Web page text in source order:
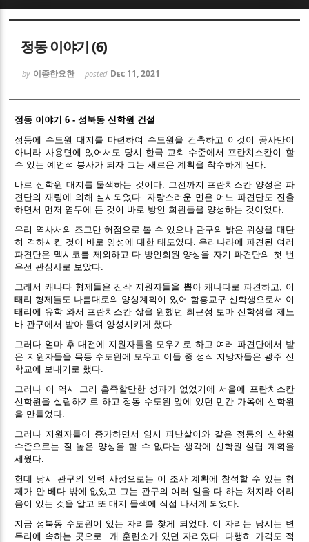
정동 이야기 (6)
by 이종한요한 posted Dec 11, 2021
정동 이야기 6 - 성북동 신학원 건설
정동에 수도원 대지를 마련하여 수도원을 건축하고 이것이 공사만이
아니라 사용면에 있어서도 당시 한국 교회 수준에서 프란치스칸이 할
수 있는 예언적 봉사가 되자 그는 새로운 계획을 착수하게 된다.
바로 신학원 대지를 물색하는 것이다. 그전까지 프란치스칸 양성은 파
견단의 재량에 의해 실시되었다. 자랑스러운 면은 어느 파견단도 진출
하면서 먼저 염두에 둔 것이 바로 방인 회원들을 양성하는 것이었다.
우리 역사서의 조그만 허점으로 볼 수 있으나 관구의 밝은 위상을 대단
히 격하시킨 것이 바로 양성에 대한 태도였다. 우리나라에 파견된 여러
파견단은 멕시코를 제외하고 다 방인회원 양성을 자기 파견단의 첫 번
우선 관심사로 보았다.
그래서 캐나다 형제들은 진작 지원자들을 뽑아 캐나다로 파견하고, 이
태리 형제들도 나름대로의 양성계획이 있어 함흥교구 신학생으로서 이
태리에 유학 와서 프란치스칸 삶을 원했던 최근성 토마 신학생을 제노
바 관구에서 받아 들여 양성시키게 했다.
그러다 얼마 후 대전에 지원자들을 모우기로 하고 여러 파견단에서 받
은 지원자들을 목동 수도원에 모우고 이들 중 성직 지망자들은 광주 신
학교에 보내기로 했다.
그러나 이 역시 그리 흡족할만한 성과가 없었기에 서울에 프란치스칸
신학원을 설립하기로 하고 정동 수도원 앞에 있던 민간 가옥에 신학원
을 만들었다.
그러나 지원자들이 증가하면서 임시 피난살이와 같은 정동의 신학원
수준으로는 질 높은 양성을 할 수 없다는 생각에 신학원 설립 계획을
세웠다.
헌데 당시 관구의 인력 사정으로는 이 조사 계획에 참석할 수 있는 형
제가 안 베다 밖에 없었고 그는 관구의 여러 일을 다 하는 처지라 어려
움이 있는 것을 알고 또 대지 물색에 직접 나서게 되었다.
지금 성북동 수도원이 있는 자리를 찾게 되었다. 이 자리는 당시는 변
두리에 속하는 곳으로
개 훈련소가 있던 자리였다. 다행히 가격도 적
Sketchbook5, 스케치북5
Sketchbook5, 스케치북5
Sketchbook5, 스케치북5
Sketchbook5, 스케치북5